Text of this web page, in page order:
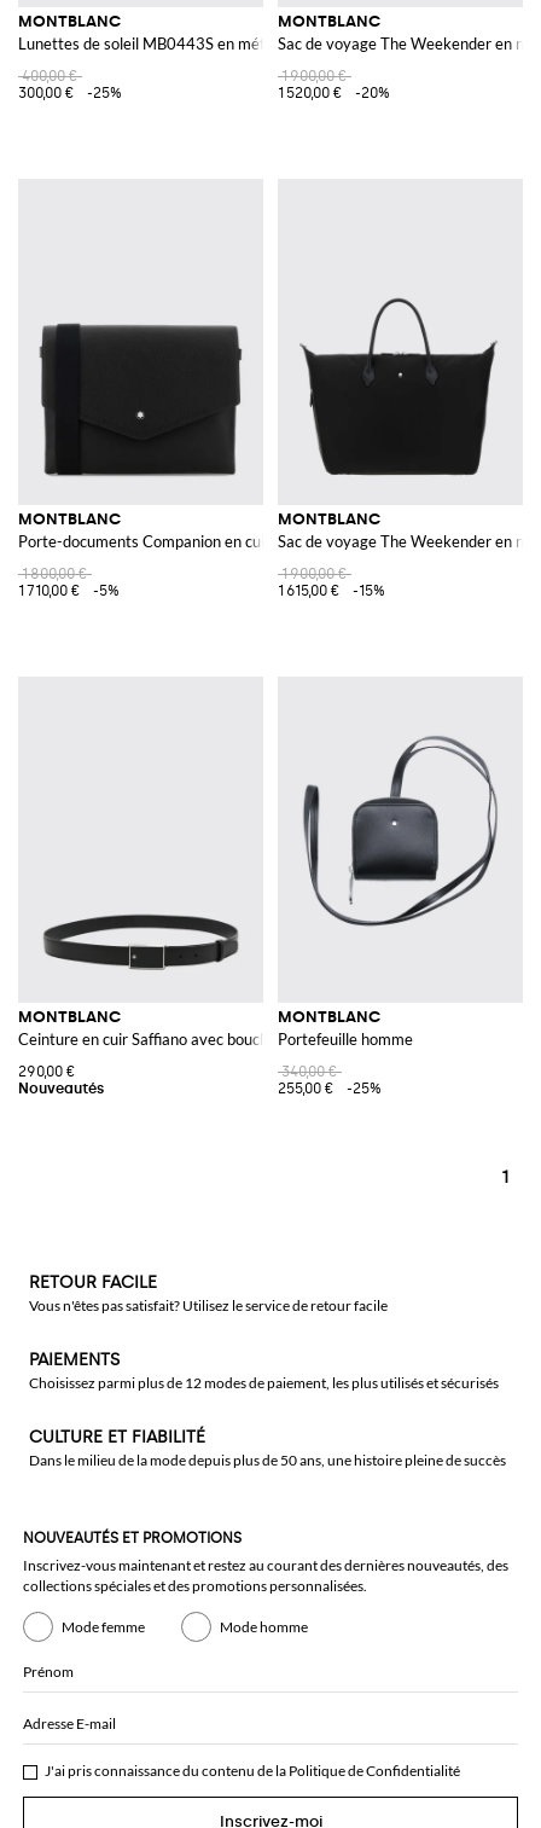
MONTBLANC
Lunettes de soleil MB0443S en métal et acétate
400,00 €
300,00 €
-25%
MONTBLANC
Sac de voyage The Weekender en
1 900,00 €
1 520,00 €
-20%
MONTBLANC
Porte-documents Companion en cuir grainé avec bandoulière amovible
1 800,00 €
1 710,00 €
-5%
MONTBLANC
Sac de voyage The Weekender en
1 900,00 €
1 615,00 €
-15%
MONTBLANC
Ceinture en cuir Saffiano avec boucle à logo émaillé
290,00 €
MONTBLANC
Portefeuille homme
340,00 €
255,00 €
-25%
1
RETOUR FACILE
Vous n'êtes pas satisfait? Utilisez le service de retour facile
PAIEMENTS
Choisissez parmi plus de 12 modes de paiement, les plus utilisés et sécurisés
CULTURE ET FIABILITÉ
Dans le milieu de la mode depuis plus de 50 ans, une histoire pleine de succès
NOUVEAUTÉS ET PROMOTIONS
Inscrivez-vous maintenant et restez au courant des dernières nouveautés, des
collections spéciales et des promotions personnalisées.
Mode femme Mode homme
Prénom
Adresse E-mail
J'ai pris connaissance du contenu de la Politique de Confidentialité
Inscrivez-moi